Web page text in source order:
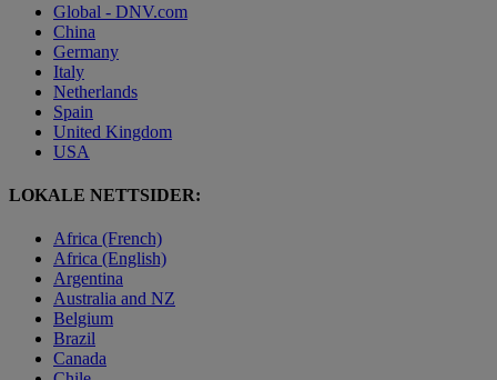
Global - DNV.com
China
Germany
Italy
Netherlands
Spain
United Kingdom
USA
LOKALE NETTSIDER:
Africa (French)
Africa (English)
Argentina
Australia and NZ
Belgium
Brazil
Canada